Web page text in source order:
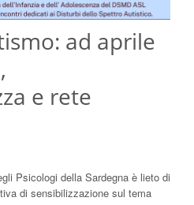
ad aprile
e rete
Psicologi della Sardegna è lieto di
di sensibilizzazione sul tema